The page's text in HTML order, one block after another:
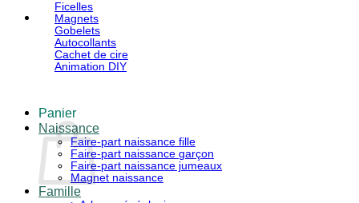
Panier
Ficelles
Magnets
Gobelets
Autocollants
Cachet de cire
Animation DIY
Naissance
Faire-part naissance fille
Faire-part naissance garçon
Faire-part naissance jumeaux
Magnet naissance
Famille